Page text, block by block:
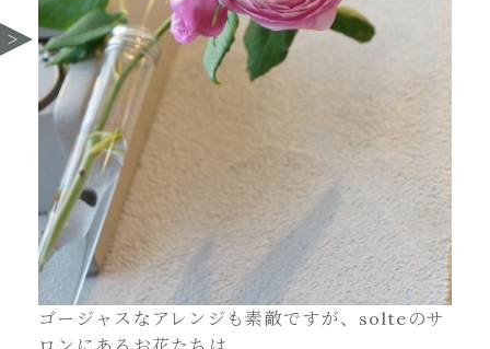
ゴージャスなアレンジも素敵ですが、solteのサ